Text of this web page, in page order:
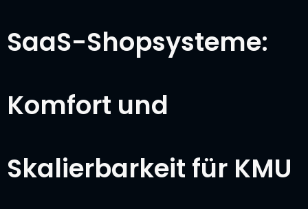
SaaS-Shopsysteme:
Komfort und
Skalierbarkeit für KMU